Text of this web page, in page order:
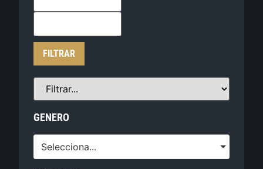
FILTRAR
GENERO
Selecciona...